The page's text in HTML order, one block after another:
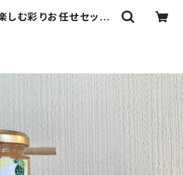
しむ彩りお任せセット: